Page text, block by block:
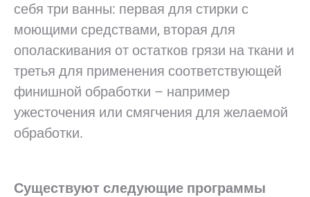
себя три ванны: первая для стирки с
моющими средствами, вторая для
ополаскивания от остатков грязи на ткани и
третья для применения соответствующей
финишной обработки – например
ужесточения или смягчения для желаемой
обработки.
Существуют следующие программы